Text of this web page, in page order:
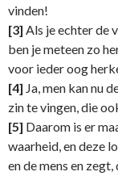
vinden!
[3] Als je echter de
ben je meteen zo
voor ieder oog
[4] Ja, men kan nu
zin te vingen, die
[5] Daarom is er
waarheid, en deze
en de mens en